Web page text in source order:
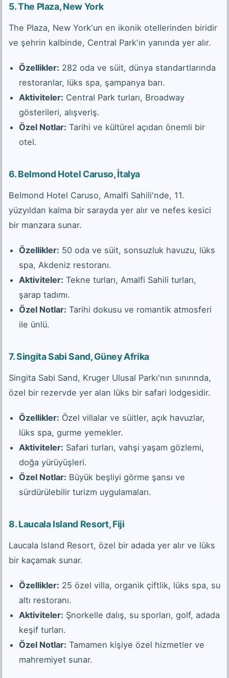
5.The Plaza, New York
The Plaza, New York'un en ikonik otellerinden biridir
ve şehrin kalbinde, Central Park'ın yanında yer alır.
Özellikler: 282 oda ve süit, dünya standartlarında
restoranlar, lüks spa, şampanya barı.
Aktiviteler: Central Park turları, Broadway
gösterileri, alışveriş.
Özel Notlar: Tarihi ve kültürel açıdan önemli bir
otel.
6.Belmond Hotel Caruso, İtalya
Belmond Hotel Caruso, Amalfi Sahili'nde, 11.
yüzyıldan kalma bir sarayda yer alır ve nefes kesici
bir manzara sunar.
Özellikler: 50 oda ve süit, sonsuzluk havuzu, lüks
spa, Akdeniz restoranı.
Aktiviteler: Tekne turları, Amalfi Sahili turları,
şarap tadımı.
Özel Notlar: Tarihi dokusu ve romantik atmosferi
ile ünlü.
7.Singita Sabi Sand, Güney Afrika
Singita Sabi Sand, Kruger Ulusal Parkı'nın sınırında,
özel bir rezervde yer alan lüks bir safari lodgesidir.
Özellikler: Özel villalar ve süitler, açık havuzlar,
lüks spa, gurme yemekler.
Aktiviteler: Safari turları, vahşi yaşam gözlemi,
doğa yürüyüşleri.
Özel Notlar: Büyük beşliyi görme şansı ve
sürdürülebilir turizm uygulamaları.
8.Laucala Island Resort, Fiji
Laucala Island Resort, özel bir adada yer alır ve lüks
bir kaçamak sunar.
Özellikler: 25 özel villa, organik çiftlik, lüks spa, su
altı restoranı.
Aktiviteler: Şnorkelle dalış, su sporları, golf, adada
keşif turları.
Özel Notlar: Tamamen kişiye özel hizmetler ve
mahremiyet sunar.